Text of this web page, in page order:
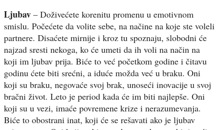
Ljubav – Doživećete korenitu promenu u emotivnom
smislu. Počećete da volite sebe, na načine na koje ste voleli
partnere. Disaćete mirnije i kroz tu spoznaju, slobodni će
najzad sresti nekoga, ko će umeti da ih voli na način na
koji im ljubav prija. Biće to već početkom godine i čitavu
godinu ćete biti srećni, a iduće možda već u braku. Oni
koji su braku, negovaće svoj brak, unoseći inovacije u svoj
bračni život. Leto je period kada će im biti najlepše. Oni
koji su u vezi, imaće povremene krize i nerazumevanja.
Biće to obostrani inat, koji će se rešavati ako je ljubav